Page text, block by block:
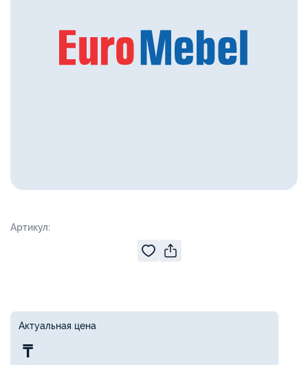
Артикул:
Актуальная цена
₸